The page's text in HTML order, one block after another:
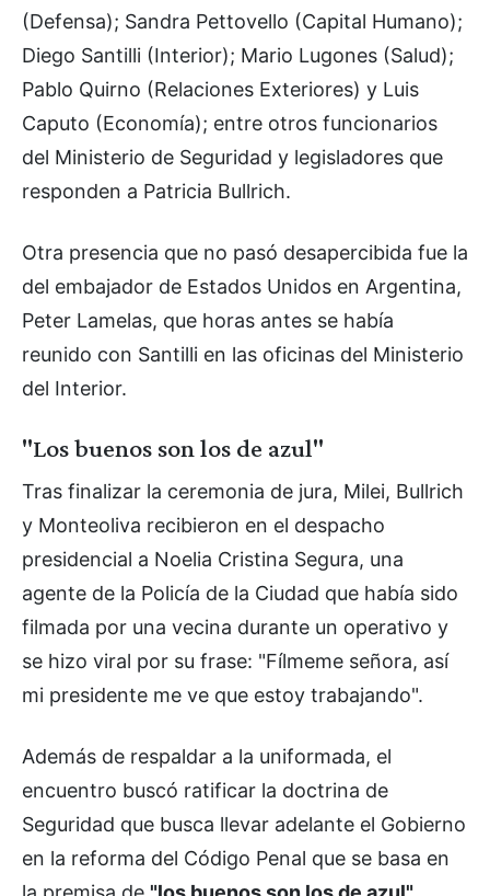
(Defensa); Sandra Pettovello (Capital Humano);
Diego Santilli (Interior); Mario Lugones (Salud);
Pablo Quirno (Relaciones Exteriores) y Luis
Caputo (Economía); entre otros funcionarios
del Ministerio de Seguridad y legisladores que
responden a Patricia Bullrich.
Otra presencia que no pasó desapercibida fue la
del embajador de Estados Unidos en Argentina,
Peter Lamelas, que horas antes se había
reunido con Santilli en las oficinas del Ministerio
del Interior.
"Los buenos son los de azul"
Tras finalizar la ceremonia de jura, Milei, Bullrich
y Monteoliva recibieron en el despacho
presidencial a Noelia Cristina Segura, una
agente de la Policía de la Ciudad que había sido
filmada por una vecina durante un operativo y
se hizo viral por su frase: "Fílmeme señora, así
mi presidente me ve que estoy trabajando".
Además de respaldar a la uniformada, el
encuentro buscó ratificar la doctrina de
Seguridad que busca llevar adelante el Gobierno
en la reforma del Código Penal que se basa en